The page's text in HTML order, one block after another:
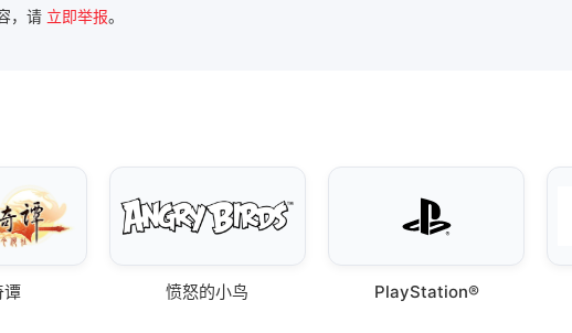
，请 立即举报。
谭 愤怒的小鸟 PlayStation®